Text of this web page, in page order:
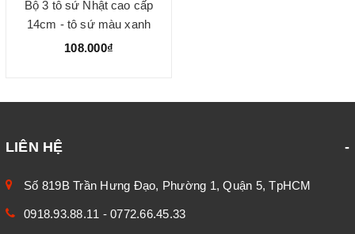
Bộ 3 tô sứ Nhật cao cấp
14cm - tô sứ màu xanh
dương
108.000₫
LIÊN HỆ
Số 819B Trần Hưng Đạo, Phường 1, Quận 5, TpHCM
0918.93.88.11 - 0772.66.45.33